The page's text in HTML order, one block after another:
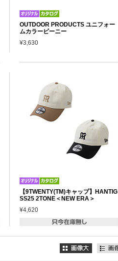
OUTDOOR PRODUCTS ユニフォー
ムカラービーニー
¥3,630
【9TWENTY(TM)キャップ】HANTIG
SS25 2TONE＜NEW ERA＞
¥4,620